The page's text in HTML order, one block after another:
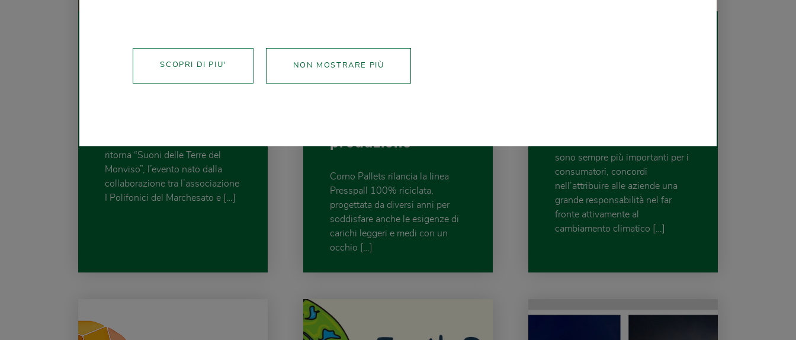
Corno Pallets
ritorna “Suoni delle Terre del
Monviso”, l’evento nato dalla
collaborazione tra l’associazione
I Polifonici del Marchesato e […]
Presspall 100%
produzione
Corno Pallets rilancia la linea
Presspall 100% riciclata,
progettata da diversi anni per
soddisfare anche le esigenze di
carichi leggeri e medi con un
occhio […]
sono sempre più importanti per i
consumatori, concordi
nell’attribuire alle aziende una
grande responsabilità nel far
fronte attivamente al
cambiamento climatico […]
SCOPRI DI PIU' NON MOSTRARE PIÙ